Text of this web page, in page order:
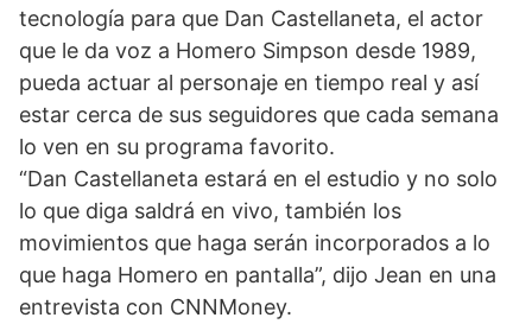
tecnología para que Dan Castellaneta, el actor
que le da voz a Homero Simpson desde 1989,
pueda actuar al personaje en tiempo real y así
estar cerca de sus seguidores que cada semana
lo ven en su programa favorito.
“Dan Castellaneta estará en el estudio y no solo
lo que diga saldrá en vivo, también los
movimientos que haga serán incorporados a lo
que haga Homero en pantalla”, dijo Jean en una
entrevista con CNNMoney.